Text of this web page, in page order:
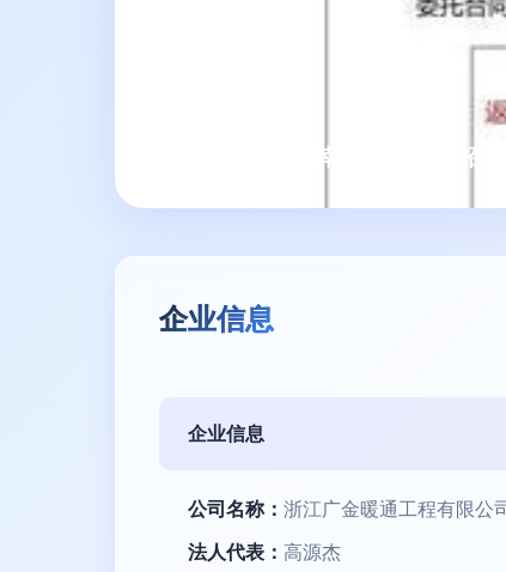
商管公司工作指南 招商经理、招
企业信息
企业信息
公司名称： 浙江广金暖通工程有限公
法人代表： 高源杰